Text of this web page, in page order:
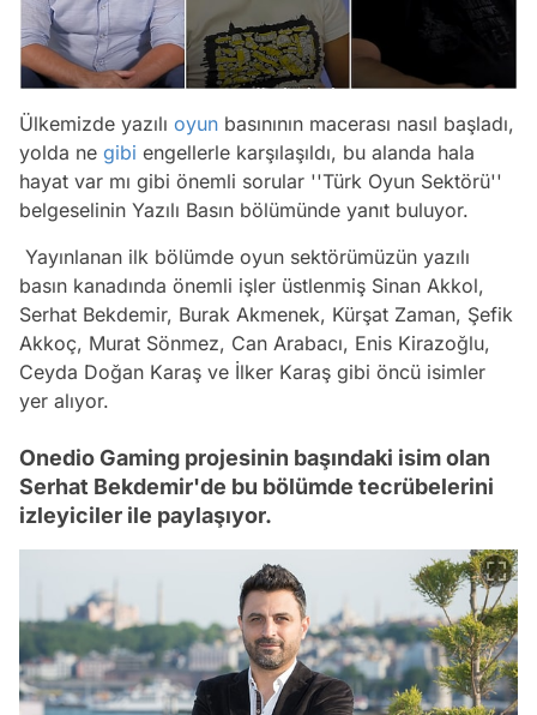
Ülkemizde yazılı oyun basınının macerası nasıl başladı,
yolda ne gibi engellerle karşılaşıldı, bu alanda hala
hayat var mı gibi önemli sorular ''Türk Oyun Sektörü''
belgeselinin Yazılı Basın bölümünde yanıt buluyor.
Yayınlanan ilk bölümde oyun sektörümüzün yazılı
basın kanadında önemli işler üstlenmiş Sinan Akkol,
Serhat Bekdemir, Burak Akmenek, Kürşat Zaman, Şefik
Akkoç, Murat Sönmez, Can Arabacı, Enis Kirazoğlu,
Ceyda Doğan Karaş ve İlker Karaş gibi öncü isimler
yer alıyor.
Onedio Gaming projesinin başındaki isim olan
Serhat Bekdemir'de bu bölümde tecrübelerini
izleyiciler ile paylaşıyor.